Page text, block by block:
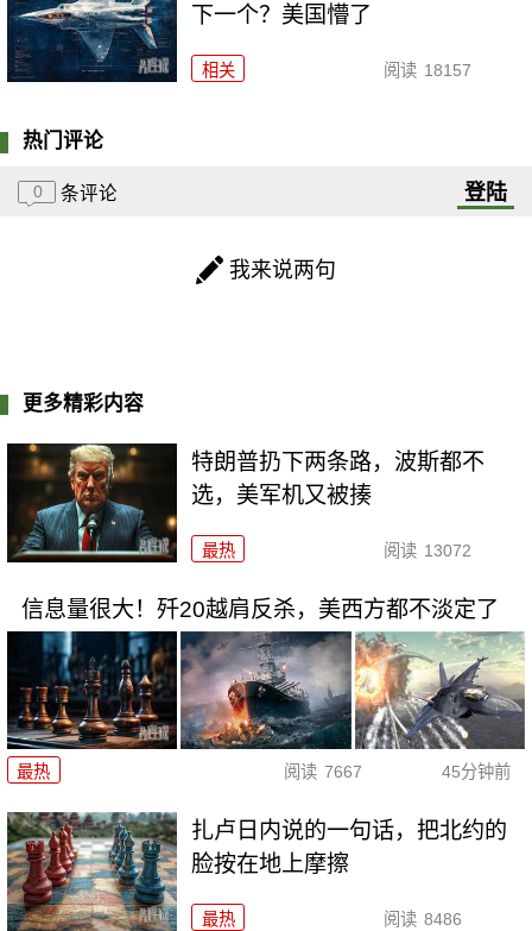
下一个？美国懵了
相关 阅读 18157
热门评论
0 条评论 登陆
我来说两句
更多精彩内容
特朗普扔下两条路，波斯都不
选，美军机又被揍
最热 阅读 13072
信息量很大！歼20越肩反杀，美西方都不淡定了
最热 阅读 7667 45分钟前
扎卢日内说的一句话，把北约的
脸按在地上摩擦
最热 阅读 8486